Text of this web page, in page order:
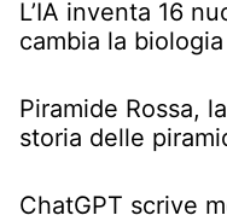
L’IA inventa 16
cambia la biologia
Piramide Rossa,
storia delle
ChatGPT scrive